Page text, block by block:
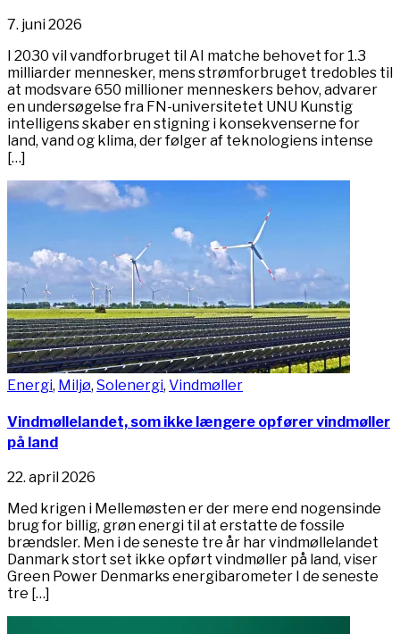
7. juni 2026
I 2030 vil vandforbruget til AI matche behovet for 1.3
milliarder mennesker, mens strømforbruget tredobles til
at modsvare 650 millioner menneskers behov, advarer
en undersøgelse fra FN-universitetet UNU Kunstig
intelligens skaber en stigning i konsekvenserne for
land, vand og klima, der følger af teknologiens intense
[…]
Energi, Miljø, Solenergi, Vindmøller
Vindmøllelandet, som ikke længere opfører vindmøller
på land
22. april 2026
Med krigen i Mellemøsten er der mere end nogensinde
brug for billig, grøn energi til at erstatte de fossile
brændsler. Men i de seneste tre år har vindmøllelandet
Danmark stort set ikke opført vindmøller på land, viser
Green Power Denmarks energibarometer I de seneste
tre […]